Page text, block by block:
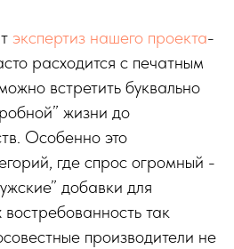
экспертиз нашего проекта-
расходится с печатным
встретить буквально
жизни до
Особенно это
где спрос огромный -
добавки для
так
производители не